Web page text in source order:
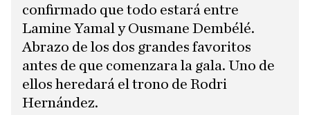
confirmado que todo estará entre
Lamine Yamal y Ousmane Dembélé.
Abrazo de los dos grandes favoritos
antes de que comenzara la gala. Uno de
ellos heredará el trono de Rodri
Hernández.